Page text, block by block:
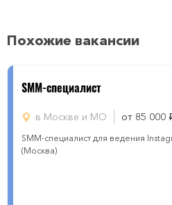
Похожие вакансии
SMM-специалист
в Москве и МО от 85 000
SMM-специалист для ведения
(Москва)